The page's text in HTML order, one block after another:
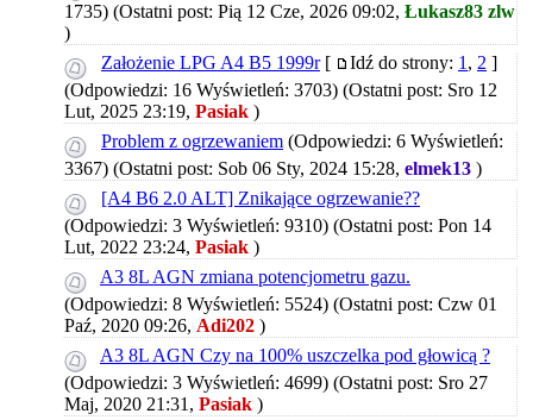
1735) (Ostatni post: Pią 12 Cze, 2026 09:02, Łukasz83 zlw
)
Założenie LPG A4 B5 1999r [ Idź do strony: 1 , 2 ]
(Odpowiedzi: 16 Wyświetleń: 3703) (Ostatni post: Sro 12
Lut, 2025 23:19, Pasiak )
Problem z ogrzewaniem (Odpowiedzi: 6 Wyświetleń:
3367) (Ostatni post: Sob 06 Sty, 2024 15:28, elmek13 )
[A4 B6 2.0 ALT] Znikające ogrzewanie??
(Odpowiedzi: 3 Wyświetleń: 9310) (Ostatni post: Pon 14
Lut, 2022 23:24, Pasiak )
A3 8L AGN zmiana potencjometru gazu.
(Odpowiedzi: 8 Wyświetleń: 5524) (Ostatni post: Czw 01
Paź, 2020 09:26, Adi202 )
A3 8L AGN Czy na 100% uszczelka pod głowicą ?
(Odpowiedzi: 3 Wyświetleń: 4699) (Ostatni post: Sro 27
Maj, 2020 21:31, Pasiak )